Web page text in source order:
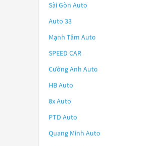
Sài Gòn Auto
Auto 33
Mạnh Tâm Auto
SPEED CAR
Cường Anh Auto
HB Auto
8x Auto
PTD Auto
Quang Minh Auto